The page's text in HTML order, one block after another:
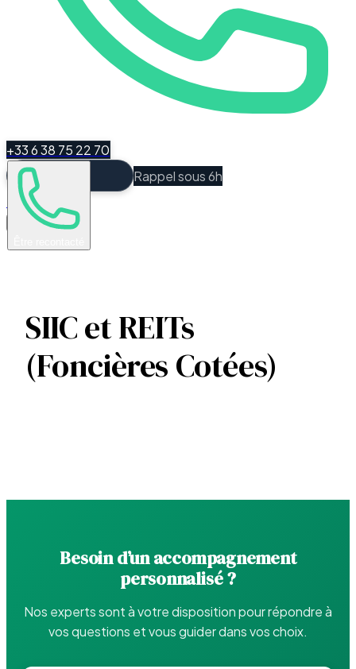
+33 6 38 75 22 70
Rappel sous 6h
Espace Client
SIIC et REITs
(Foncières Cotées)
Besoin d’un accompagnement
personnalisé ?
Nos experts sont à votre disposition pour répondre à
vos questions et vous guider dans vos choix.